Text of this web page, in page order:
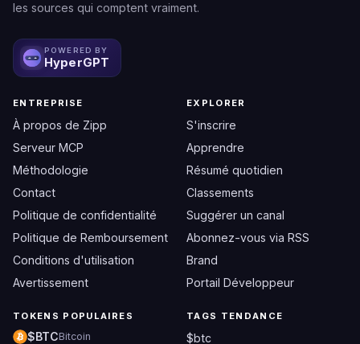
les sources qui comptent vraiment.
POWERED BY
HyperGPT
ENTREPRISE
À propos de Zipp
Serveur MCP
Méthodologie
Contact
Politique de confidentialité
Politique de Remboursement
Conditions d'utilisation
Avertissement
EXPLORER
S'inscrire
Apprendre
Résumé quotidien
Classements
Suggérer un canal
Abonnez-vous via RSS
Brand
Portail Développeur
TOKENS POPULAIRES
$BTCBitcoin
TAGS TENDANCE
$btc